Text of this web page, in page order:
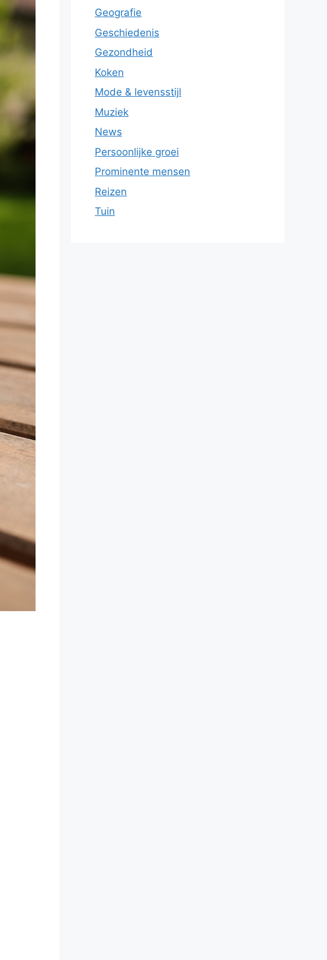
Geografie
Geschiedenis
Gezondheid
Koken
Mode & levensstijl
Muziek
News
Persoonlijke groei
Prominente mensen
Reizen
Tuin